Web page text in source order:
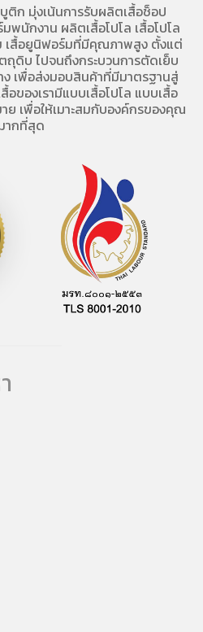
ติก มุ่งเน้นการรับผลิตเสื้อช็อป
พนักงาน ผลิตเสื้อโปโล เสื้อโปโล
เสื้อยูนิฟอร์มที่มีคุณภาพสูง ตั้งแต่
ดิบ ไปจนถึงกระบวนการตัดเย็บ
เพื่อส่งมอบสินค้าที่มีมาตรฐานสู่
อของเรามีแบบเสื้อโปโล แบบเสื้อ
ย เพื่อให้เมาะสมกับองค์กรของคุณ
ากที่สุด